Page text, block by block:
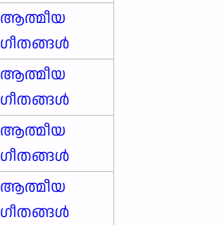
ആത്മീയ
ഗീതങ്ങൾ
ആത്മീയ
ഗീതങ്ങൾ
ആത്മീയ
ഗീതങ്ങൾ
ആത്മീയ
ഗീതങ്ങൾ